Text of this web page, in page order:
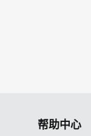
帮助中心